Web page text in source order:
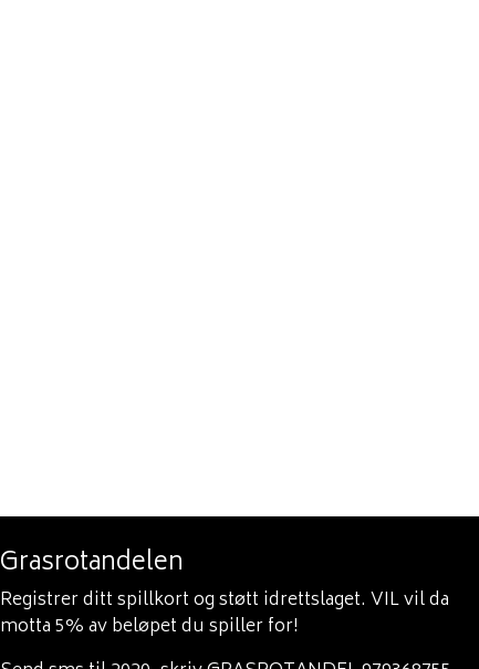
Grasrotandelen
Registrer ditt spillkort og støtt idrettslaget. VIL vil da
motta 5% av beløpet du spiller for!